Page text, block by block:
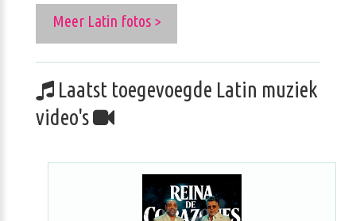
Meer Latin fotos >
Laatst toegevoegde Latin muziek
video's